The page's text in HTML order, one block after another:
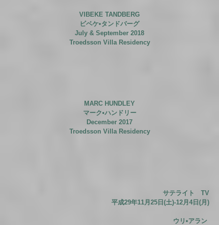
VIBEKE TANDBERG
ビベケ•タンドバーグ
July & September 2018
Troedsson Villa Residency
MARC HUNDLEY
マーク•ハンドリー
December 2017
Troedsson Villa Residency
サテライト TV
平成29年11月25日(土)-12月4日(月)
ウリ•アラン